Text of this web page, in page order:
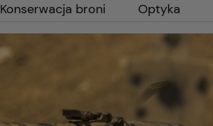
Konserwacja broni Optyka